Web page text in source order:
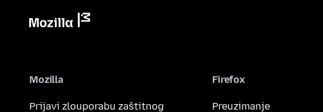
Mozilla
Prijavi zlouporabu zaštitnog
Firefox
Preuzimanje